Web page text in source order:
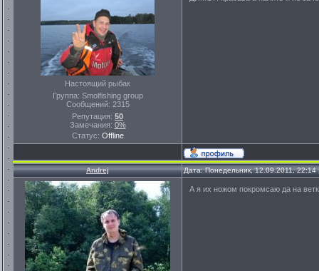
Настоящий рыбак
Группа: Smolfishing group
Сообщений: 2315
Репутация: 50
Замечания: 0%
Статус: Offline
Andrej Дата: Понедельник, 12.09.2011,
А я их ножом покромсаю да на